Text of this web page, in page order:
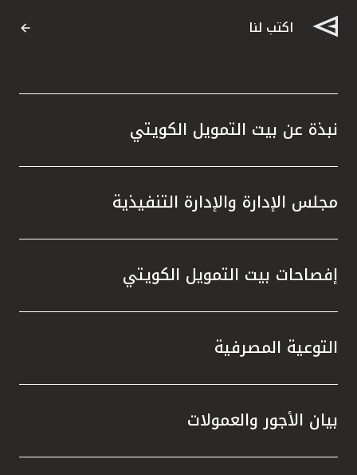
اكتب لنا
نبذة عن بيت التمويل الكويتي
مجلس الإدارة والإدارة التنفيذية
إفصاحات بيت التمويل الكويتي
التوعية المصرفية
بيان الأجور والعمولات